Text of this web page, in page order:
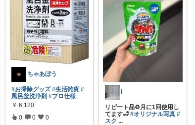
ちゃあぼう
#お掃除グッズ #生活雑貨 #
風呂釜洗浄剤 #プロ仕様
￥ 6,120
0 0 0
i
リピート品♻️月に1回使用し
てます🛁#オリジナル写真 #
スク ...